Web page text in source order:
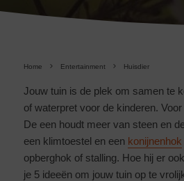
Home Entertainment Huisdier
Jouw tuin is de plek om samen te
of waterpret voor de kinderen.
De een houdt meer van steen en
een klimtoestel en een konijnenhok
opberghok of stalling. Hoe hij er
je 5 ideeën om jouw tuin op te